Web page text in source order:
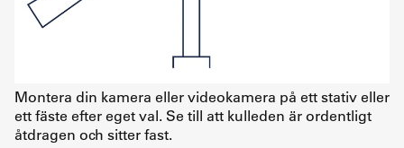
Montera din kamera eller videokamera på ett stativ eller
ett fäste efter eget val. Se till att kulleden är ordentligt
åtdragen och sitter fast.